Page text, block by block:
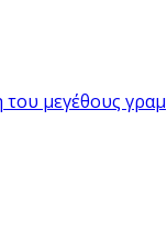
του μεγέθους